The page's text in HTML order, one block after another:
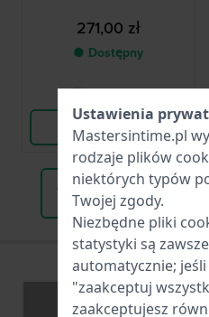
271,00 zł
● Dostępny
Wyświetl produkt
Wszystkie pasujące
Specyfikacje
Ustawienia
Mastersintime.pl
rodzaje plików
niektórych typów
Twojej zgody.
Niezbędne pliki
statystyki są
automatycznie;
"zaakceptuj
zaakceptujesz